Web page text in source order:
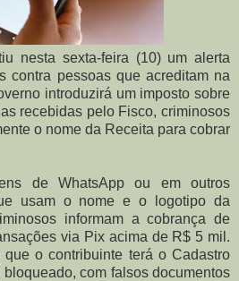
nesta sexta-feira (10) um alerta
contra pessoas que acreditam na
introduzirá um imposto sobre
recebidas pelo Fisco, criminosos
o nome da Receita para cobrar
de WhatsApp ou em outros
usam o nome e o logotipo da
informam a cobrança de
via Pix acima de R$ 5 mil.
o contribuinte terá o Cadastro
com falsos documentos